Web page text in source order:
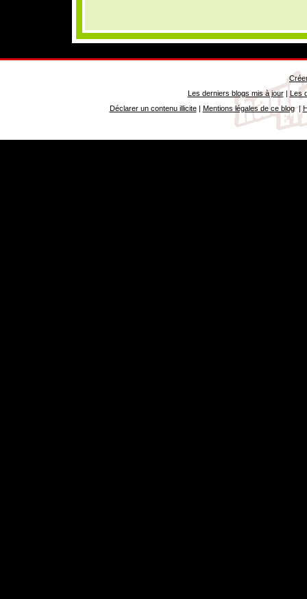
Les derniers blogs mis à jour| Les
Déclarer un contenu illicite| Mentions légales de ce blog|